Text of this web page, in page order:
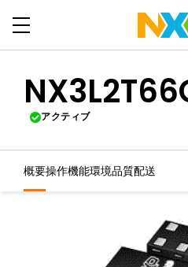
アクティブ
概要操作機能環境品質配送